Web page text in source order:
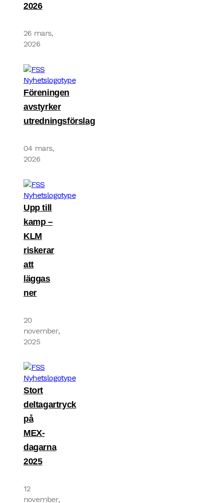
2026
26 mars,
2026
Föreningen
avstyrker
utredningsförslag
04 mars,
2026
Upp till
kamp –
KLM
riskerar
att
läggas
ner
20
november,
2025
Stort
deltagartryck
på
MEX-
dagarna
2025
12
november,